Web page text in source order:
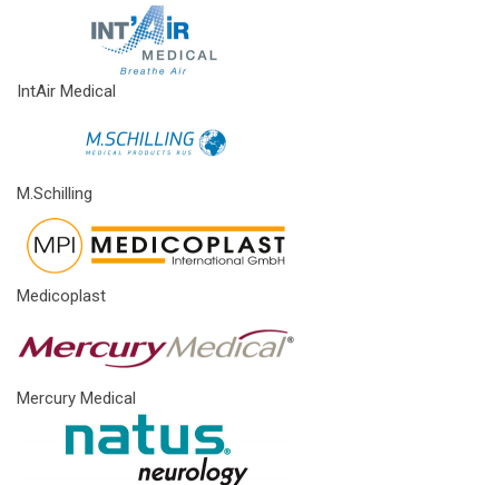
IntAir Medical
M.Schilling
Medicoplast
Mercury Medical